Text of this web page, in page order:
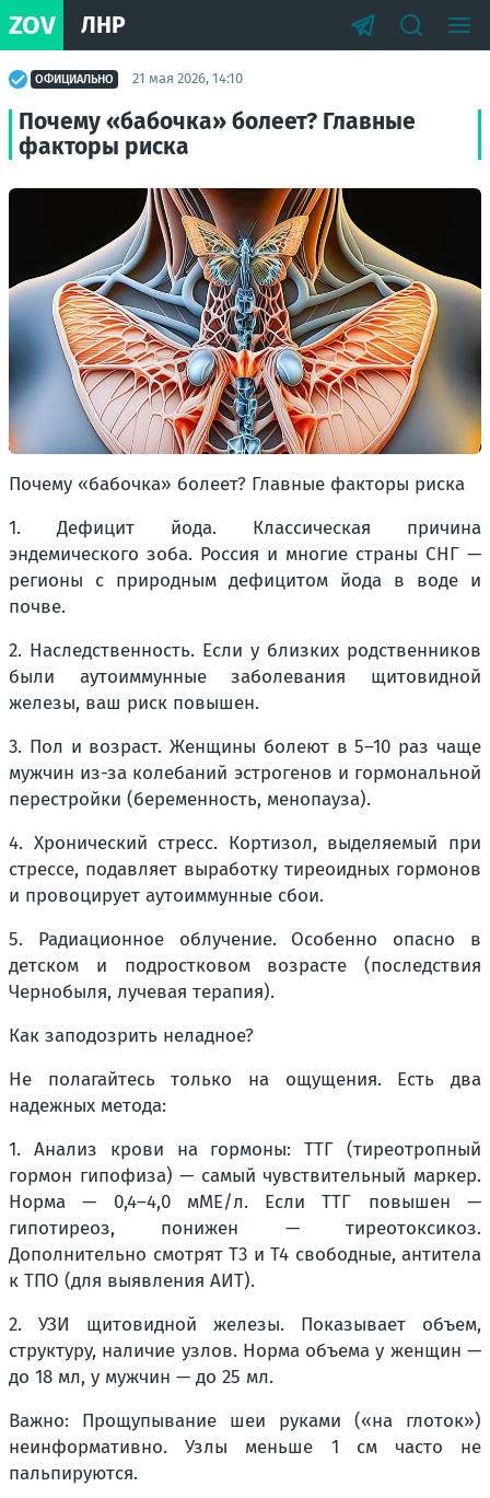
ZOV ЛНР
ОФИЦИАЛЬНО 21 мая 2026, 14:10
Почему «бабочка» болеет? Главные
факторы риска
Почему «бабочка» болеет? Главные факторы риска
1. Дефицит йода. Классическая причина
эндемического зоба. Россия и многие страны СНГ —
регионы с природным дефицитом йода в воде и
почве.
2. Наследственность. Если у близких родственников
были аутоиммунные заболевания щитовидной
железы, ваш риск повышен.
3. Пол и возраст. Женщины болеют в 5–10 раз чаще
мужчин из-за колебаний эстрогенов и гормональной
перестройки (беременность, менопауза).
4. Хронический стресс. Кортизол, выделяемый при
стрессе, подавляет выработку тиреоидных гормонов
и провоцирует аутоиммунные сбои.
5. Радиационное облучение. Особенно опасно в
детском и подростковом возрасте (последствия
Чернобыля, лучевая терапия).
Как заподозрить неладное?
Не полагайтесь только на ощущения. Есть два
надежных метода:
1. Анализ крови на гормоны: ТТГ (тиреотропный
гормон гипофиза) — самый чувствительный маркер.
Норма — 0,4–4,0 мМЕ/л. Если ТТГ повышен —
гипотиреоз, понижен — тиреотоксикоз.
Дополнительно смотрят Т3 и Т4 свободные, антитела
к ТПО (для выявления АИТ).
2. УЗИ щитовидной железы. Показывает объем,
структуру, наличие узлов. Норма объема у женщин —
до 18 мл, у мужчин — до 25 мл.
Важно: Прощупывание шеи руками («на глоток»)
неинформативно. Узлы меньше 1 см часто не
пальпируются.